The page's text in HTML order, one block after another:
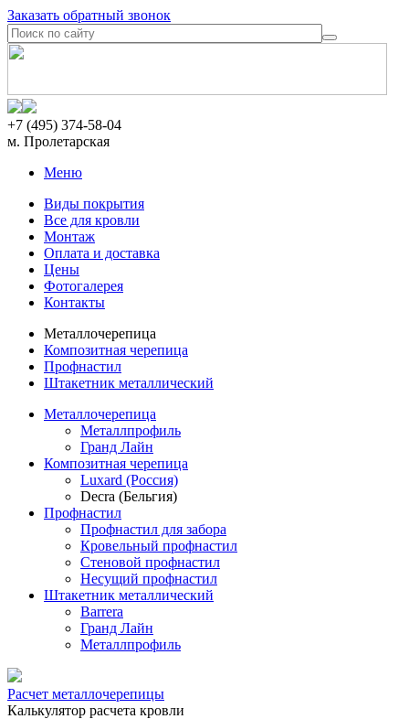
Заказать обратный звонок
+7 (495) 374-58-04
м. Пролетарская
Меню
Виды покрытия
Все для кровли
Монтаж
Оплата и доставка
Цены
Фотогалерея
Контакты
Металлочерепица
Композитная черепица
Профнастил
Штакетник металлический
Металлочерепица
Металлпрофиль
Гранд Лайн
Композитная черепица
Luxard (Россия)
Decra (Бельгия)
Профнастил
Профнастил для забора
Кровельный профнастил
Стеновой профнастил
Несущий профнастил
Штакетник металлический
Barrera
Гранд Лайн
Металлпрофиль
Расчет металлочерепицы
Калькулятор расчета кровли